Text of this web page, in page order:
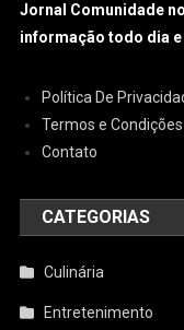
Jornal Comunidade
informação todo dia
Política De
Termos e Condições
Contato
CATEGORIAS
Culinária
Entretenimento